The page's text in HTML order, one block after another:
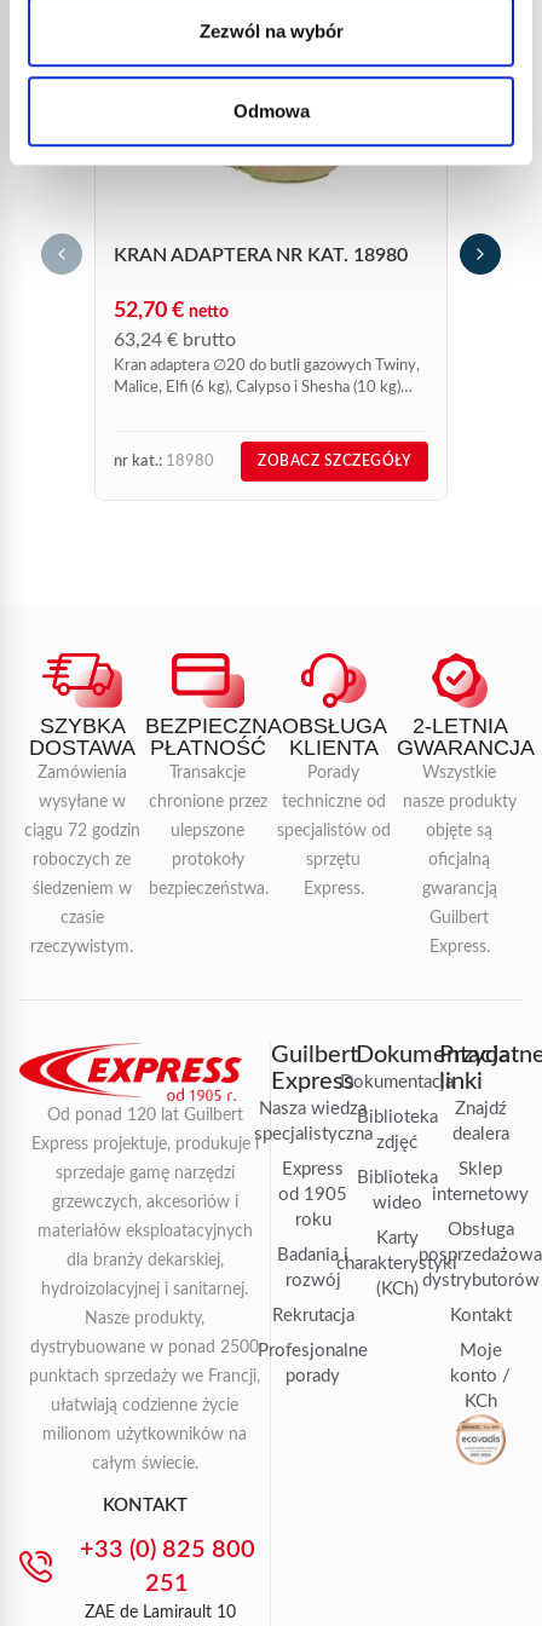
Zezwól na wybór
Odmowa
KRAN ADAPTERA NR KAT. 18980
52,70 € netto
63,24 € brutto
Kran adaptera ∅20 do butli gazowych Twiny,
Malice, Elfi (6 kg), Calypso i Shesha (10 kg)
nr kat.: 18980 ZOBACZ SZCZEGÓŁY
SZYBKA
DOSTAWA
Zamówienia
wysyłane w
ciągu 72 godzin
roboczych ze
śledzeniem w
czasie
rzeczywistym.
BEZPIECZNA
PŁATNOŚĆ
Transakcje
chronione przez
ulepszone
protokoły
bezpieczeństwa.
OBSŁUGA
KLIENTA
Porady
techniczne od
specjalistów od
sprzętu
Express.
2-LETNIA
GWARANCJA
Wszystkie
nasze produkty
objęte są
oficjalną
gwarancją
Guilbert
Express.
Od ponad 120 lat Guilbert
Express projektuje, produkuje i
sprzedaje gamę narzędzi
grzewczych, akcesoriów i
materiałów eksploatacyjnych
dla branży dekarskiej,
hydroizolacyjnej i sanitarnej.
Nasze produkty,
dystrybuowane w ponad 2500
punktach sprzedaży we Francji,
ułatwiają codzienne życie
milionom użytkowników na
całym świecie.
KONTAKT
+33 (0) 825 800
251
ZAE de Lamirault 10
Guilbert
Express
Nasza wiedza
specjalistyczna
Express
od 1905
roku
Badania i
rozwój
Rekrutacja
Profesjonalne
porady
Dokumentacja
Dokumentacja
Biblioteka
zdjęć
Biblioteka
wideo
Karty
charakterystyki
(KCh)
linki
Znajdź
dealera
Sklep
internetowy
Obsługa
posprzedażowa
dystrybutorów
Kontakt
Moje
konto /
KCh